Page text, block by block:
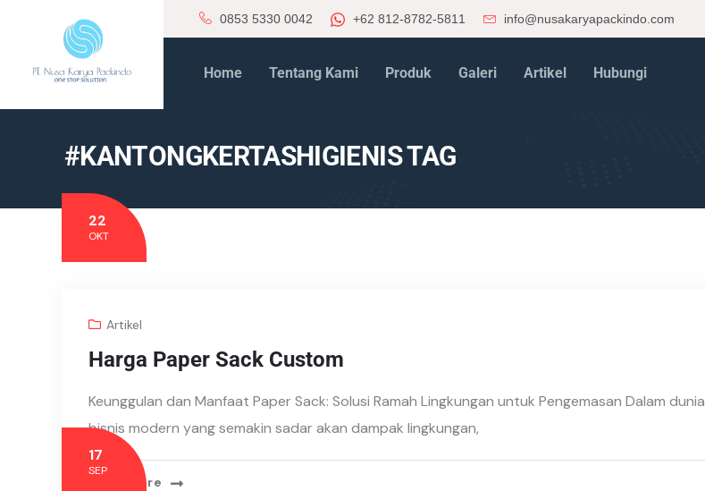
0853 5330 0042 +62 812-8782-5811 info@nusakaryapackindo.com
Home Tentang Kami Produk Galeri Artikel Hubungi
#KANTONGKERTASHIGIENIS TAG
22
OKT
Artikel
Harga Paper Sack Custom
Keunggulan dan Manfaat Paper Sack: Solusi Ramah Lingkungan untuk Pengemasan Dalam dunia
bisnis modern yang semakin sadar akan dampak lingkungan,
Read More
17
SEP